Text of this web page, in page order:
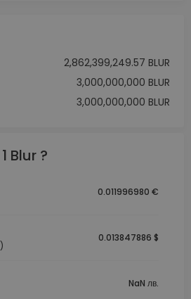
2,862,399,249.57 BLUR
3,000,000,000 BLUR
3,000,000,000 BLUR
Blur ?
0.011996980 €
0.013847886 $
NaN лв.